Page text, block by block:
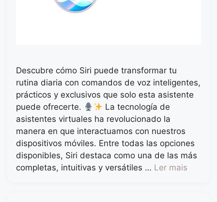
Descubre cómo Siri puede transformar tu
rutina diaria con comandos de voz inteligentes,
prácticos y exclusivos que solo esta asistente
puede ofrecerte.
La tecnología de
asistentes virtuales ha revolucionado la
manera en que interactuamos con nuestros
dispositivos móviles. Entre todas las opciones
disponibles, Siri destaca como una de las más
completas, intuitivas y versátiles … Ler mais